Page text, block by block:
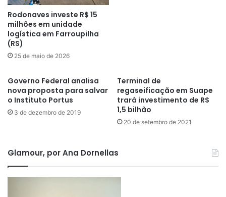
Rodonaves investe R$ 15
milhões em unidade
logística em Farroupilha
(RS)
25 de maio de 2026
Governo Federal analisa
nova proposta para salvar
o Instituto Portus
3 de dezembro de 2019
Terminal de
regaseificação em Suape
trará investimento de R$
1,5 bilhão
20 de setembro de 2021
Glamour, por Ana Dornellas